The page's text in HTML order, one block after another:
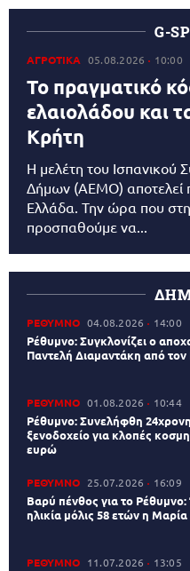
G-
ΑΓΡΟΤΙΚΑ 05.08.2026 10:00
Το πραγματικό
ελαιολάδου και
Κρήτη
Η μελέτη του Ισπανικού
Δήμων (AEMO) αποτελεί
Ελλάδα. Την ώρα που
προσπαθούμε να...
ΡΕΘΥΜΝΟ 04.08.2026 14:00
Ρέθυμνο: Συγκλονίζει ο
Παντελή Διαμαντάκη από τον
ΡΕΘΥΜΝΟ 01.08.2026 10:44
Ρέθυμνο: Συνελήφθη
ξενοδοχείο για κλοπές
ευρώ
ΡΕΘΥΜΝΟ 25.07.2026 16:09
Βαρύ πένθος για το
ηλικία μόλις 58 ετών η
ΡΕΘΥΜΝΟ 11.07.2026 13:05